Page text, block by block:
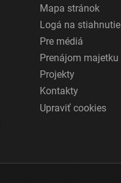
Mapa stránok
Logá na stiahnutie
Pre médiá
Prenájom majetku
Projekty
Kontakty
Upraviť cookies